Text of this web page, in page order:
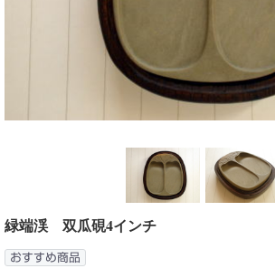
緑端渓 双瓜硯4インチ
おすすめ商品